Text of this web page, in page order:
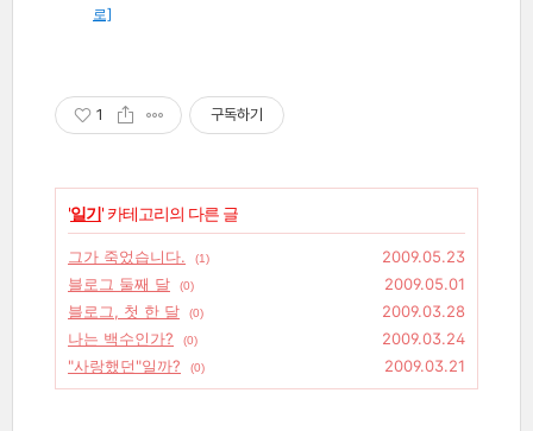
로]
1 구독하기
'일기' 카테고리의 다른 글
그가 죽었습니다. (1)
2009.05.23
블로그 둘째 달
(0)
2009.05.01
블로그, 첫 한 달
(0)
2009.03.28
나는 백수인가?
(0)
2009.03.24
"사랑했던"일까?
(0) 2009.03.21